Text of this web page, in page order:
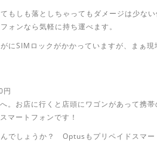
もしも落としちゃってもダメージは少な
ォンなら気軽に持ち運べます。
にSIMロックがかかっていますが、まぁ
円
。お店に行くと店頭にワゴンがあって携
マートフォンです！
でしょうか？ Optusもプリペイドスマ